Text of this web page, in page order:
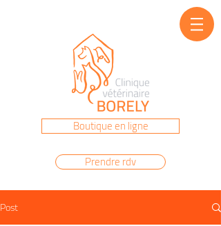
04 91 22 86 40
Boutique en ligne
Prendre rdv
Post